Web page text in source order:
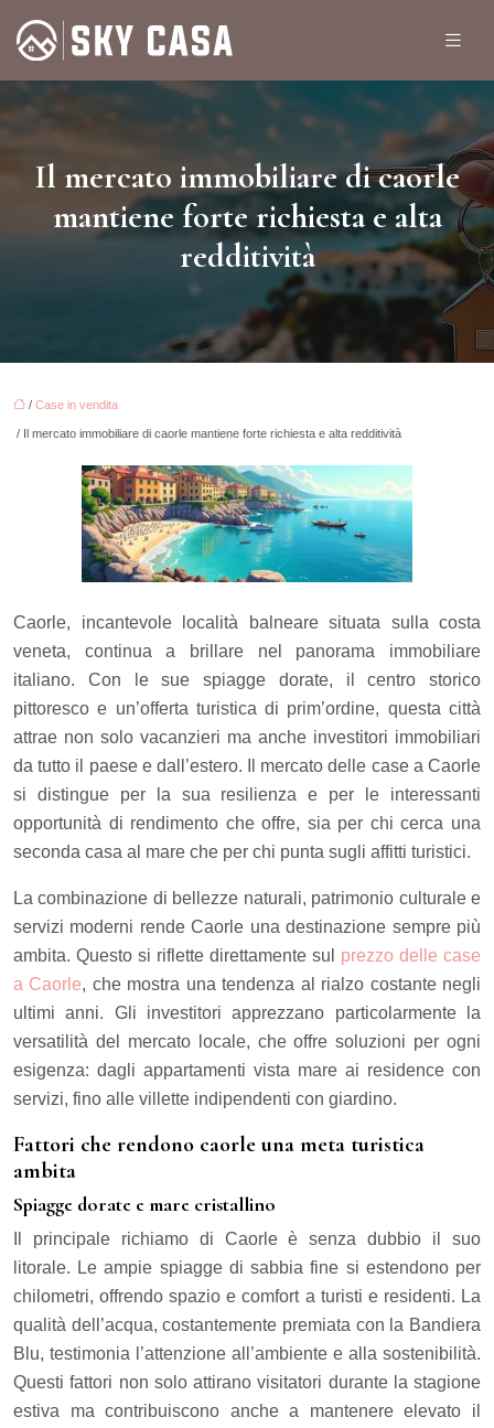
Il mercato immobiliare di caorle
mantiene forte richiesta e alta
redditività
/ Case in vendita
/ Il mercato immobiliare di caorle mantiene forte richiesta e alta redditività
Caorle, incantevole località balneare situata sulla costa
veneta, continua a brillare nel panorama immobiliare
italiano. Con le sue spiagge dorate, il centro storico
pittoresco e un’offerta turistica di prim’ordine, questa città
attrae non solo vacanzieri ma anche investitori immobiliari
da tutto il paese e dall’estero. Il mercato delle case a Caorle
si distingue per la sua resilienza e per le interessanti
opportunità di rendimento che offre, sia per chi cerca una
seconda casa al mare che per chi punta sugli affitti turistici.
La combinazione di bellezze naturali, patrimonio culturale e
servizi moderni rende Caorle una destinazione sempre più
ambita. Questo si riflette direttamente sul prezzo delle case
a Caorle, che mostra una tendenza al rialzo costante negli
ultimi anni. Gli investitori apprezzano particolarmente la
versatilità del mercato locale, che offre soluzioni per ogni
esigenza: dagli appartamenti vista mare ai residence con
servizi, fino alle villette indipendenti con giardino.
Fattori che rendono caorle una meta turistica
ambita
Spiagge dorate e mare cristallino
Il principale richiamo di Caorle è senza dubbio il suo
litorale. Le ampie spiagge di sabbia fine si estendono per
chilometri, offrendo spazio e comfort a turisti e residenti. La
qualità dell’acqua, costantemente premiata con la Bandiera
Blu, testimonia l’attenzione all’ambiente e alla sostenibilità.
Questi fattori non solo attirano visitatori durante la stagione
estiva ma contribuiscono anche a mantenere elevato il